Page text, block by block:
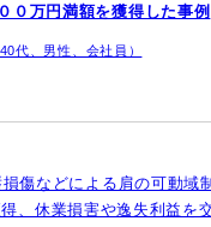
０万円満額を獲得した事例
代、男性、会社員）